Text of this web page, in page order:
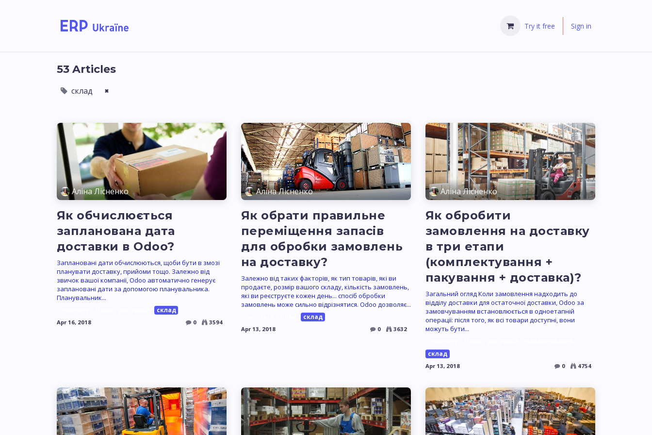
Try it free Sign in
53 Articles
склад ×
Аліна Лісненко
Як обчислюється
запланована дата
доставки в Odoo?
Заплановані дати обчислюються, щоби бути в змозі
планувати доставку, прийоми тощо. Залежно від
звичок вашої компанії, Odoo автоматично генерує
заплановані дати за допомогою планувальника.
Планувальник...
склад
Apr 16, 2018 0 3594
Аліна Лісненко
Як обрати правильне
переміщення запасів
для обробки замовлень
на доставку?
Залежно від таких факторів, як тип товарів, які ви
продаєте, розмір вашого складу, кількість замовлень,
які ви реєструєте кожен день... спосіб обробки
замовлень може сильно відрізнятися. Odoo дозволяє...
склад
Apr 13, 2018 0 3632
Аліна Лісненко
Як обробити
замовлення на доставку
в три етапи
(комплектування +
пакування + доставка)?
Загальний огляд Коли замовлення надходить до
відділу доставки для остаточної доставки, Odoo за
замовчуванням встановлюється в одноетапній
операції: після того, як всі товари доступні, вони
можуть бути...
склад
Apr 13, 2018 0 4754